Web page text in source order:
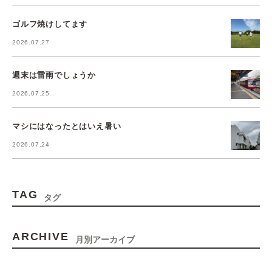
ゴルフ焼けしてます
2026.07.27
週末は雷雨でしょうか
2026.07.25
マシにはなったとはいえ暑い
2026.07.24
TAG タグ
ARCHIVE 月別アーカイブ